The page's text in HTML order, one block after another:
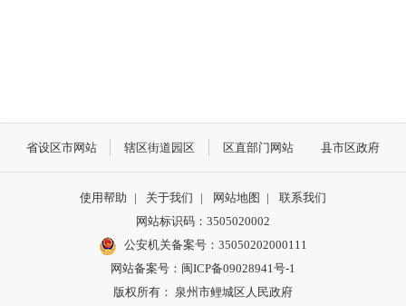
省设区市网站 辖区街道园区 区直部门网站 县市区政府
使用帮助 | 关于我们 | 网站地图 |
联系我们
网站标识码：3505020002
公安机关备案号：35050202000111
网站备案号：闽ICP备09028941号-1
版权所有： 泉州市鲤城区人民政府